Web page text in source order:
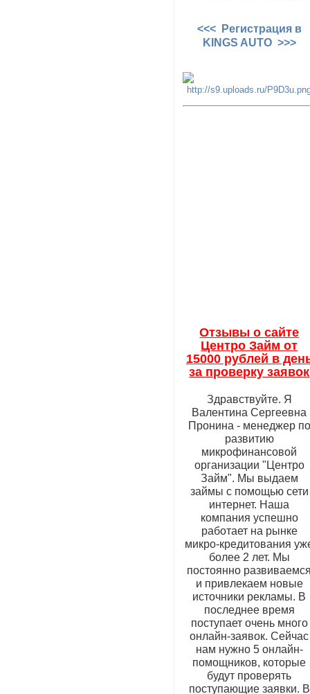
<<< Регистрация в
KINGS AUTO >>>
Отзывы о сайте
Центро Займ от
15000 рублей в
за проверку заявок
Здравствуйте. Я
Валентина Сергеевна
Пронина - менеджер по
развитию
микрофинансовой
организации "Центро
Займ". Мы выдаем
займы с помощью сети
интернет. Наша
компания успешно
работает на рынке
микро-кредитования
более 2 лет. Мы
постоянно
и привлекаем новые
источники рекламы. В
последнее время
поступает очень много
онлайн-заявок. Сейчас
нам нужно 5 онлайн-
помощников, которые
будут проверять
поступающие заявки. В